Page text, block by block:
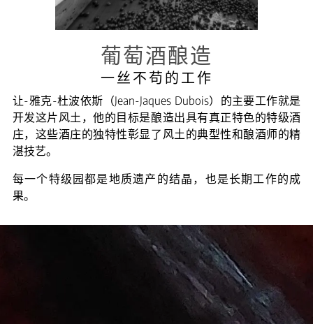
葡萄酒酿造
一丝不苟的工作
让-雅克-杜波依斯（Jean-Jaques Dubois）的主要工作就是
开发这片风土，他的目标是酿造出具有真正特色的特级酒
庄，这些酒庄的独特性彰显了风土的典型性和酿酒师的精
湛技艺。
每一个特级园都是地质遗产的结晶，也是长期工作的成
果。